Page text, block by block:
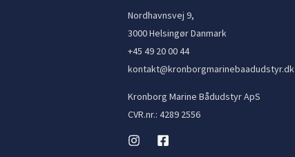
Nordhavnsvej 9,
3000 Helsingør Danmark
+45 49 20 00 44
kontakt@kronborgmarinebaadudstyr.dk
Kronborg Marine Bådudstyr ApS
CVR.nr.: 4289 2556